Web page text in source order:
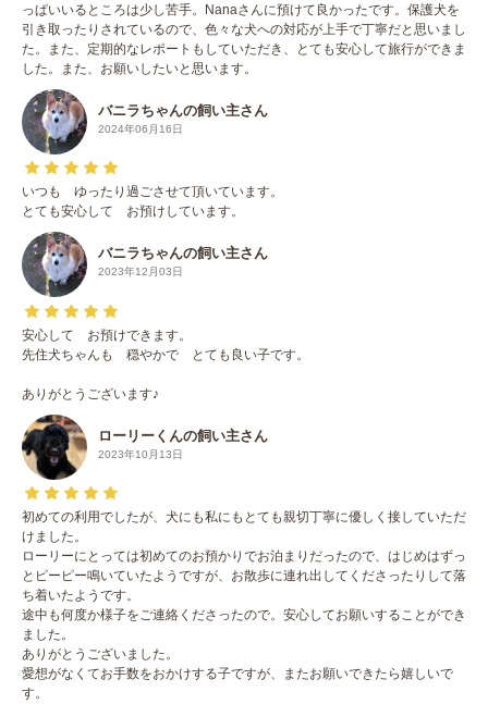
っぱいいるところは少し苦手。Nanaさんに預けて良かったです。保護犬を
引き取ったりされているので、色々な犬への対応が上手で丁寧だと思いまし
た。また、定期的なレポートもしていただき、とても安心して旅行ができま
した。また、お願いしたいと思います。
バニラちゃんの飼い主さん
2024年06月16日
いつも ゆったり過ごさせて頂いています。
とても安心して お預けしています。
バニラちゃんの飼い主さん
2023年12月03日
安心して お預けできます。
先住犬ちゃんも 穏やかで とても良い子です。
ありがとうございます♪
ローリーくんの飼い主さん
2023年10月13日
初めての利用でしたが、犬にも私にもとても親切丁寧に優しく接していただ
けました。
ローリーにとっては初めてのお預かりでお泊まりだったので、はじめはずっ
とピーピー鳴いていたようですが、お散歩に連れ出してくださったりして落
ち着いたようです。
途中も何度か様子をご連絡くださったので。安心してお願いすることができ
ました。
ありがとうございました。
愛想がなくてお手数をおかけする子ですが、またお願いできたら嬉しいで
す。